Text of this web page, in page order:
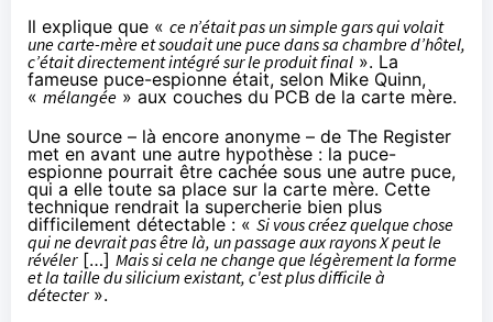
Il explique que « ce n’était pas un simple gars qui volait
une carte-mère et soudait une puce dans sa chambre d’hôtel,
c’était directement intégré sur le produit final ». La
fameuse puce-espionne était, selon Mike Quinn,
« mélangée » aux couches du PCB de la carte mère.
Une source – là encore anonyme – de The Register
met en avant une autre hypothèse : la puce-
espionne pourrait être cachée sous une autre puce,
qui a elle toute sa place sur la carte mère. Cette
technique rendrait la supercherie bien plus
difficilement détectable : « Si vous créez quelque chose
qui ne devrait pas être là, un passage aux rayons X peut le
révéler[…] Mais si cela ne change que légèrement la forme
et la taille du silicium existant, c'est plus difficile à
détecter».